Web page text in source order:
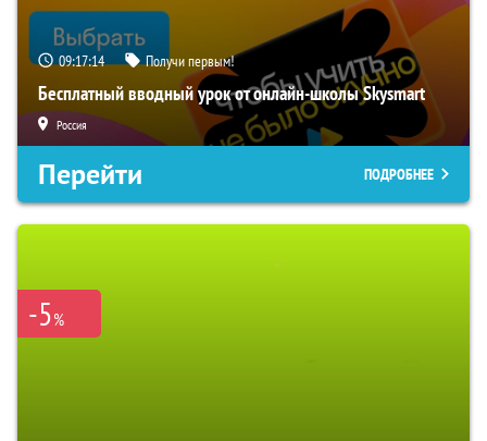
09:17:13 Получи первым!
Бесплатный вводный урок от онлайн-школы Skysmart
Россия
Перейти ПОДРОБНЕЕ
-5%